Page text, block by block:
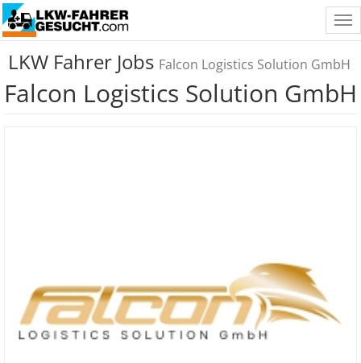
LKW Fahrer Jobs Falcon Logistics Solution GmbH
Falcon Logistics Solution GmbH